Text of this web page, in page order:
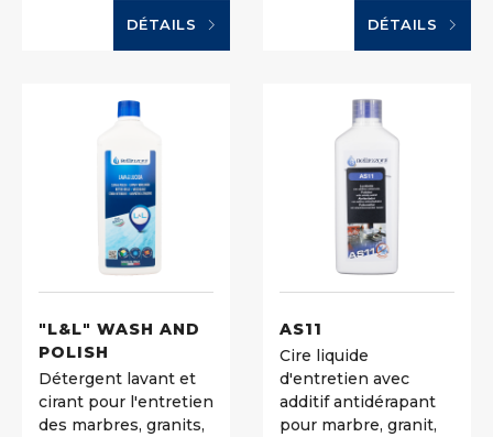
DÉTAILS DÉTAILS
"L&L" WASH AND
POLISH
Détergent lavant et
cirant pour l'entretien
des marbres, granits,
AS11
Cire liquide
d'entretien avec
additif antidérapant
pour marbre, granit,